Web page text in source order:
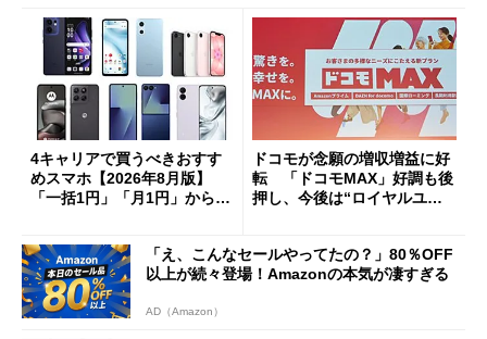
4キャリアで買うべきおすす
めスマホ【2026年8月版】
「一括1円」「月1円」からお
ドコモが念願の増収増益に好
転 「ドコモMAX」好調も後
押し、今後は“ロイヤルユー
「え、こんなセールやってたの？」80％OFF
以上が続々登場！Amazonの本気が凄すぎる
AD（Amazon）